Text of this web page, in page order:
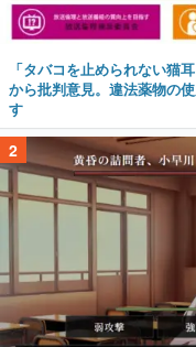
「タバコを止められない猫
から批判意見。違法薬物の
す
2